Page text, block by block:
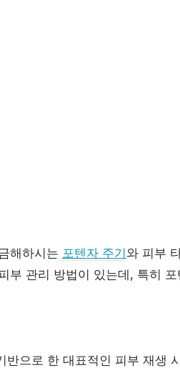
해하시는 포텐자 주기 와 피부
부 관리 방법이 있는데, 특히
반으로 한 대표적인 피부 재생